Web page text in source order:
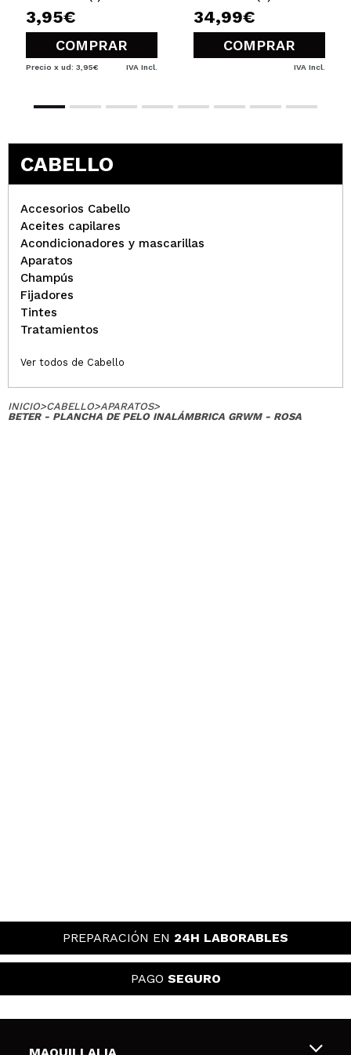
Paso 5: Deja que el cabello se enfríe y con las manos
abre las ondas.
3,95€
COMPRAR
Precio x ud: 3,95€ IVA Incl.
34,99€
COMPRAR
IVA Incl.
CABELLO
Accesorios Cabello
Aceites capilares
Acondicionadores y mascarillas
Aparatos
Champús
Fijadores
Tintes
Tratamientos
Ver todos de Cabello
INICIO>CABELLO>APARATOS>
BETER - PLANCHA DE PELO INALÁMBRICA GRWM - ROSA
PREPARACIÓN EN 24H LABORABLES
PAGO SEGURO